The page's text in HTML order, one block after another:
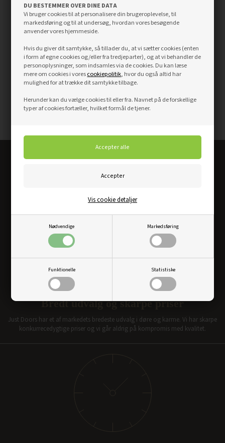
DU BESTEMMER OVER DINE DATA
Vi bruger cookies til at personalisere din brugeroplevelse, til
markedsføring og til at undersøg, hvordan vores besøgende
anvender vores hjemmeside.
Hvis du giver dit samtykke, så tillader du, at vi sætter cookies (enten
i form af egne cookies og/eller fra tredjeparter), og at vi behandler de
personoplysninger, som indsamles via de cookies. Du kan læse
mere om cookies i vorescookiepolitik, hvor du også altid har
mulighed for at trække dit samtykke tilbage.
Herunder kan du vælge cookies til eller fra. Navnet på de forskellige
typer af cookies fortæller, hvilket formål de tjener.
Nødvendige Markedsføring
Funktionelle Statistiske
Vis cookie detaljer
Bredt udvalg og skarpe priser
Just Doors har et af markedets bredeste udvalg i døre og karme. Vi har skarpe
konkurrecedygtige priser og vi går aldrig på kompromis med kvalitet.